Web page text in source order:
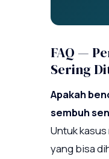
FAQ —
Sering
Apakah
sembuh
Untuk
yang bisa